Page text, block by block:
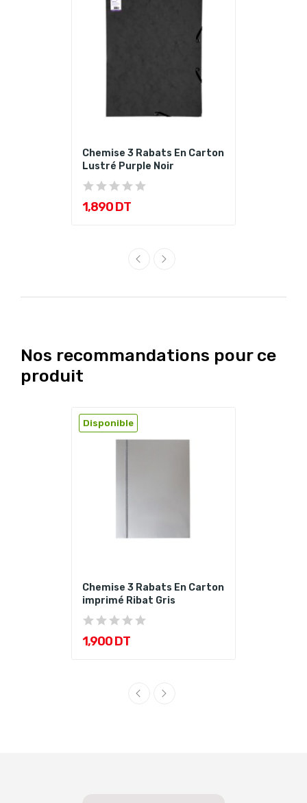
Chemise 3 Rabats En Carton
Lustré Purple Noir
1,890 DT
Nos recommandations pour ce
produit
Disponible
Chemise 3 Rabats En Carton
imprimé Ribat Gris
1,900 DT